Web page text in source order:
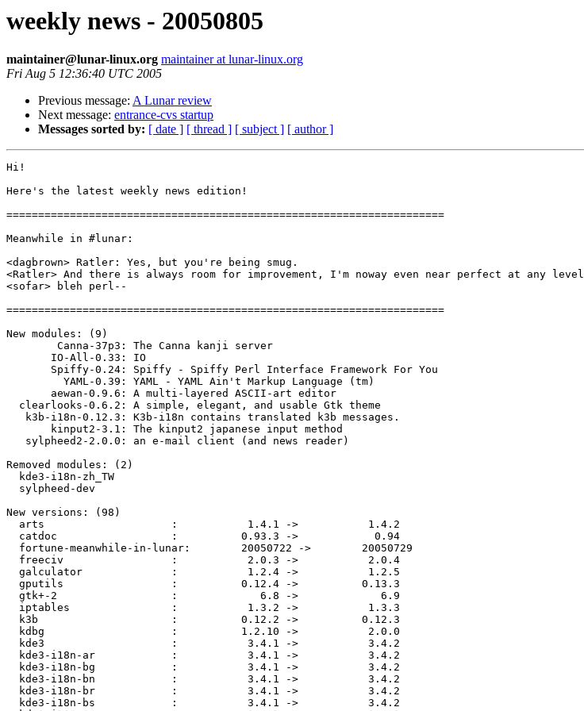
weekly news - 20050805
maintainer@lunar-linux.org maintainer at lunar-linux.org
Fri Aug 5 12:36:40 UTC 2005
Previous message: A Lunar review
Next message: entrance-cvs startup
Messages sorted by: [ date ] [ thread ] [ subject ] [ author ]
Hi!
Here's the latest weekly news edition!
=====================================================================
Meanwhile in #lunar:
<dagbrown> Ratler: Yes, but you're being smug.
<Ratler> And there is always room for improvement, I'm noway even near perfect at any level
<sofar> bleh perl--
=====================================================================
New modules: (9)
        Canna-37p3: The Canna kanji server
       IO-All-0.33: IO
       Spiffy-0.24: Spiffy - Spiffy Perl Interface Framework For You
         YAML-0.39: YAML - YAML Ain't Markup Language (tm)
       aewan-0.9.6: A multi-layered ASCII-art editor
  clearlooks-0.6.2: A simple, elegant, and usable Gtk theme
   k3b-i18n-0.12.3: K3b-i18n contains translated k3b messages.
       kinput2-3.1: The kinput2 japanese input method
   sylpheed2-2.0.0: an e-mail client (and news reader)
Removed modules: (2)
  kde3-i18n-zh_TW
  sylpheed-dev
New versions: (98)
  arts                    :           1.4.1 ->           1.4.2
  catdoc                  :          0.93.3 ->            0.94
  fortune-meanwhile-in-lunar:        20050722 ->        20050729
  freeciv                 :           2.0.3 ->           2.0.4
  galculator              :           1.2.4 ->           1.2.5
  gputils                 :          0.12.4 ->          0.13.3
  gtk+-2                  :             6.8 ->             6.9
  iptables                :           1.3.2 ->           1.3.3
  k3b                     :          0.12.2 ->          0.12.3
  kdbg                    :          1.2.10 ->           2.0.0
  kde3                    :           3.4.1 ->           3.4.2
  kde3-i18n-ar            :           3.4.1 ->           3.4.2
  kde3-i18n-bg            :           3.4.1 ->           3.4.2
  kde3-i18n-bn            :           3.4.1 ->           3.4.2
  kde3-i18n-br            :           3.4.1 ->           3.4.2
  kde3-i18n-bs            :           3.4.1 ->           3.4.2